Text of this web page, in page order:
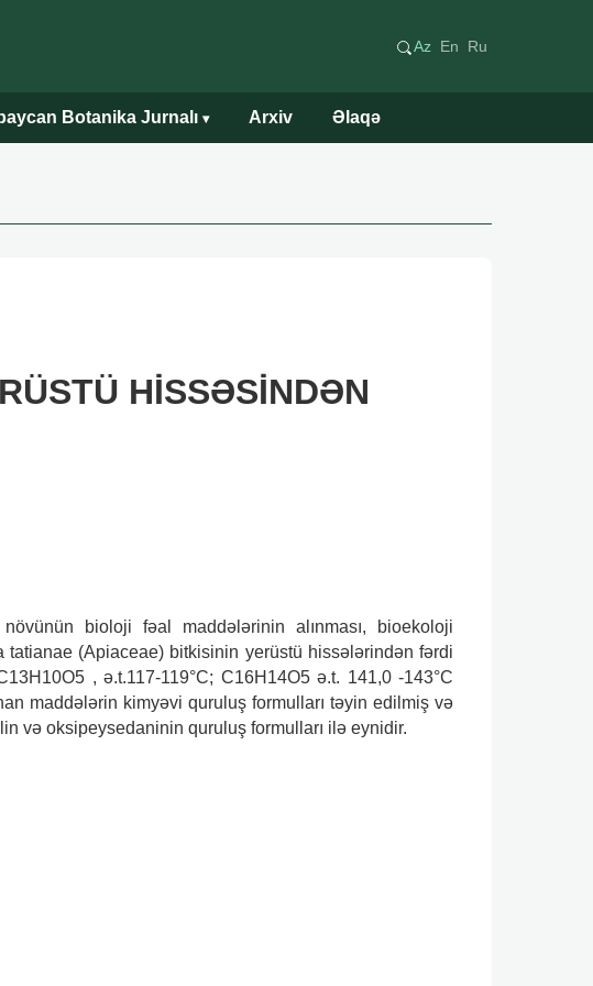
Az En Ru
Botanika Jurnalı ▾ Arxiv Əlaqə
HİSSƏSİNDƏN
bioloji fəal maddələrinin alınması, bioekoloji
(Apiaceae) bitkisinin yerüstü hissələrindən fərdi
, ə.t.117-119°С; C16H14O5 ə.t. 141,0 -143°С
maddələrin kimyəvi quruluş formulları təyin edilmiş və
və oksipeysedaninin quruluş formulları ilə eynidir.